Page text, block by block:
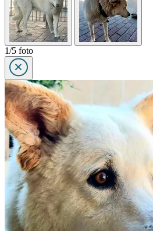
1/5 foto